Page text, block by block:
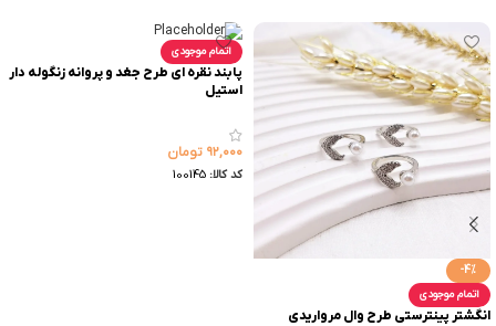
-4%
اتمام موجودی
انگشتر پینترستی طرح وال مرواریدی
اتمام موجودی
پابند نقره ای طرح جغد و پروانه زنگوله دار
استیل
۹۲,۰۰۰ تومان
کد کالا: 100145